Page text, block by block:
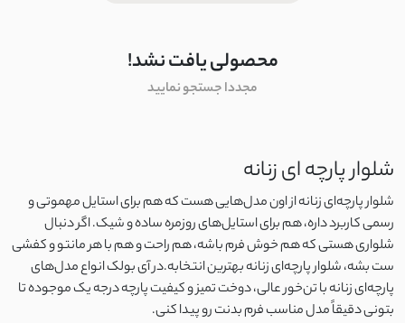
لینن کنفی
ابروبادی
کرسپو
محصولی یافت نشد!
مجددا جستجو نمایید
شلوار پارچه ای زنانه
شلوار پارچه‌ای زنانه از اون مدل‌هایی هست که هم برای استایل مهموتی و
رسمی کاربرد داره، هم برای استایل‌های روزمره ساده و شیک. اگر دنبال
شلواری هستی که هم خوش‌ فرم باشه، هم راحت و هم با هر مانتو و کفشی
ست بشه، شلوار پارچه‌ای زنانه بهترین انتخابه.در آی‌ بولک انواع مدل‌های
پارچه‌ای زنانه با تن‌خور عالی، دوخت تمیز و کیفیت پارچه درجه‌ یک موجوده تا
بتونی دقیقاً مدل مناسب فرم بدنت رو پیدا کنی.